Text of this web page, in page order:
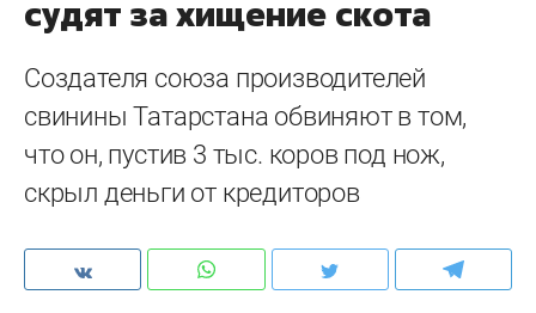
судят за хищение скота
Создателя союза производителей
свинины Татарстана обвиняют в том,
что он, пустив 3 тыс. коров под нож,
скрыл деньги от кредиторов